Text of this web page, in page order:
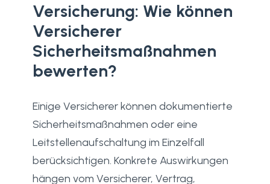
Versicherung: Wie können
Versicherer
Sicherheitsmaßnahmen
bewerten?
Einige Versicherer können dokumentierte
Sicherheitsmaßnahmen oder eine
Leitstellenaufschaltung im Einzelfall
berücksichtigen. Konkrete Auswirkungen
hängen vom Versicherer, Vertrag,